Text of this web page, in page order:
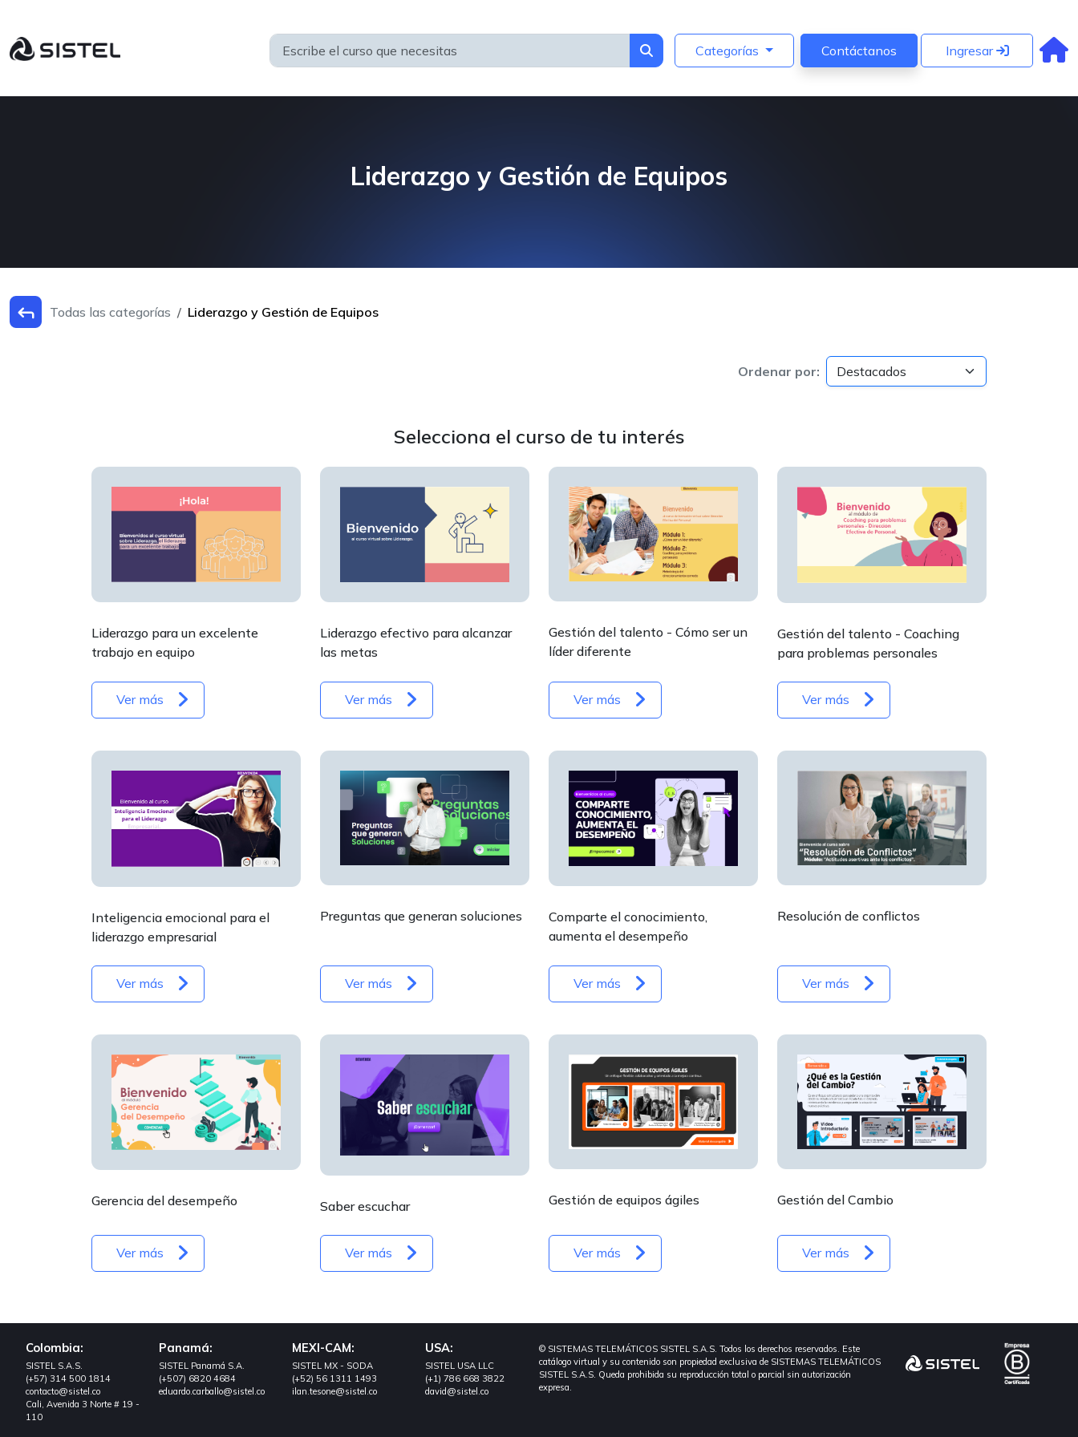
Categorías Contáctanos Ingresar
Liderazgo y Gestión de Equipos
Todas las categorías Liderazgo y Gestión de Equipos
Ordenar por:
Selecciona el curso de tu interés
Liderazgo para un excelente
trabajo en equipo
Ver más
Liderazgo efectivo para alcanzar
las metas
Ver más
Gestión del talento - Cómo ser un
líder diferente
Ver más
Gestión del talento - Coaching
para problemas personales
Ver más
Inteligencia emocional para el
liderazgo empresarial
Ver más
Preguntas que generan soluciones
Ver más
Comparte el conocimiento,
aumenta el desempeño
Ver más
Resolución de conflictos
Ver más
Gerencia del desempeño
Ver más
Saber escuchar
Ver más
Gestión de equipos ágiles
Ver más
Gestión del Cambio
Ver más
Colombia:
SISTEL S.A.S.
(+57) 314 500 1814
contacto@sistel.co
Cali, Avenida 3 Norte # 19 -
110
Panamá:
SISTEL Panamá S.A.
(+507) 6820 4684
eduardo.carballo@sistel.co
MEXI-CAM:
SISTEL MX - SODA
(+52) 56 1311 1493
ilan.tesone@sistel.co
USA:
SISTEL USA LLC
(+1) 786 668 3822
david@sistel.co
© SISTEMAS TELEMÁTICOS SISTEL S.A.S. Todos los derechos reservados. Este
catálogo virtual y su contenido son propiedad exclusiva de SISTEMAS TELEMÁTICOS
SISTEL S.A.S. Queda prohibida su reproducción total o parcial sin autorización
expresa.